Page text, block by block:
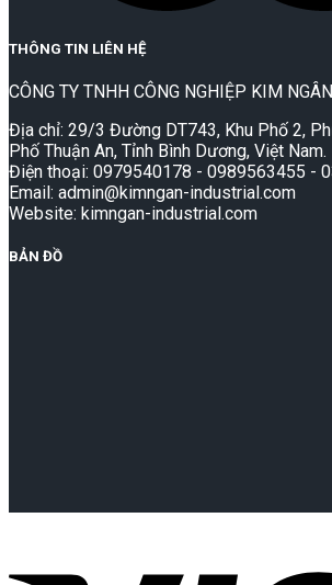
THÔNG TIN LIÊN HỆ
CÔNG TY TNHH CÔNG NGHIỆP KIM NGÂN
Địa chỉ: 29/3 Đường DT743, Khu Phố 2,
Phố Thuận An, Tỉnh Bình Dương, Việt Nam.
Điện thoại: 0979540178 - 0989563455 -
Email: admin@kimngan-industrial.com
Website: kimngan-industrial.com
BẢN ĐỒ